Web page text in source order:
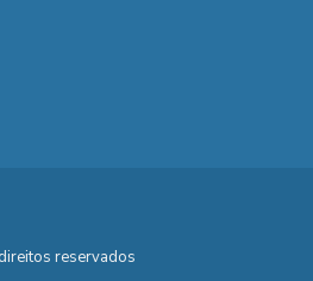
reservados